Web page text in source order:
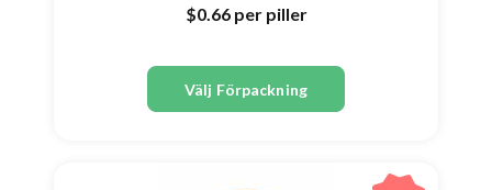
$0.66 per piller
Välj Förpackning